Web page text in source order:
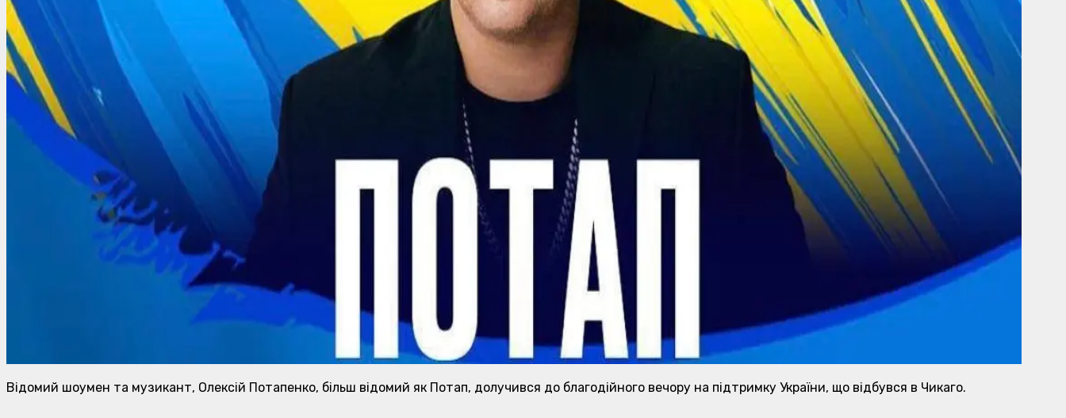
Відомий шоумен та музикант, Олексій Потапенко, більш відомий як Потап, долучився до благодійного вечору на підтримку України, що відбувся в Чикаго.